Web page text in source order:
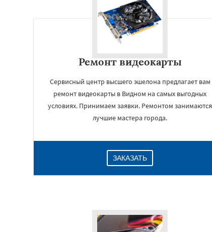
Ремонт видеокарты
Сервисный центр высшего эшелона предлагает вам
ремонт видеокарты в Видном на самых выгодных
условиях. Принимаем заявки. Ремонтом занимаются
лучшие мастера города.
ЗАКАЗАТЬ